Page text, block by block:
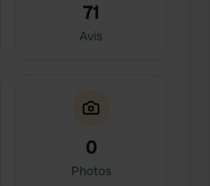
71
Avis
0
Photos